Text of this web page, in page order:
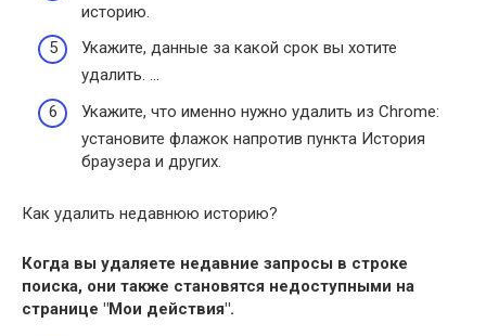
историю.
Укажите, данные за какой срок вы хотите
удалить. …
Укажите, что именно нужно удалить из Chrome:
установите флажок напротив пункта История
браузера и других.
Как удалить недавнюю историю?
Когда вы удаляете недавние запросы в строке
поиска, они также становятся недоступными на
странице "Мои действия".